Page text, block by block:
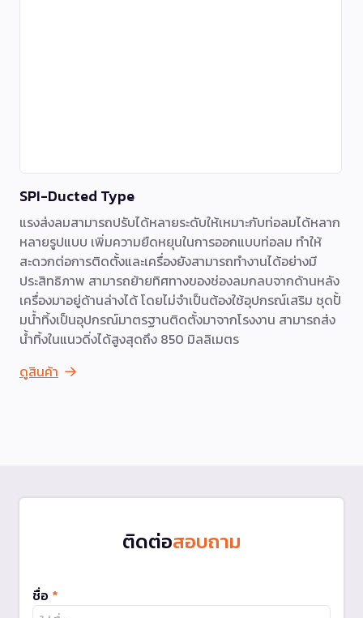
SPI-Ducted Type
แรงส่งลมสามารถปรับได้หลายระดับให้เหมาะกับท่อลมได้หลาก
หลายรูปแบบ เพิ่มความยืดหยุนในการออกแบบท่อลม ทำให้
สะดวกต่อการติดตั้งและเครื่องยังสามารถทำงานได้อย่างมี
ประสิทธิภาพ สามารถย้ายทิศทางของช่องลมกลบจากด้านหลัง
เครื่องมาอยู่ด้านล่างได้ โดยไม่จำเป็นต้องใช้อุปกรณ์เสริม ชุดปั้
มน้ำทิ้งเป็นอุปกรณ์มาตรฐานติดตั้งมาจากโรงงาน สามารถส่ง
น้ำทิ้งในแนวดิ่งได้สูงสุดถึง 850 มิลลิเมตร
ดูสินค้า
ติดต่อสอบถาม
ชื่อ *